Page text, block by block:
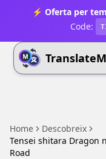
⚡ Oferta per
Code:
Home
Descobreix
Tensei shitara Dragon
Road